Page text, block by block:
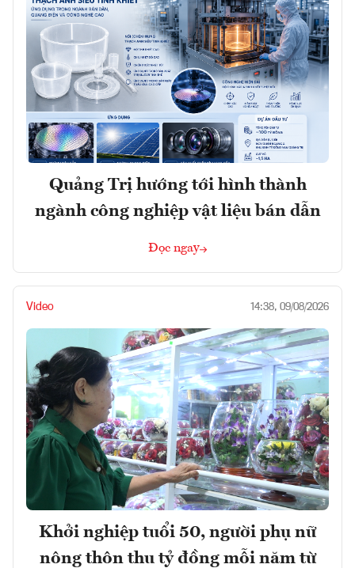
Quảng Trị hướng tới hình thành
ngành công nghiệp vật liệu bán dẫn
Đọc ngay
Video 14:38, 09/08/2026
Khởi nghiệp tuổi 50, người phụ nữ
nông thôn thu tỷ đồng mỗi năm từ